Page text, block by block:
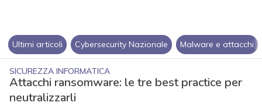
Ultimi articoli Cybersecurity Nazionale Malware e attacchi
SICUREZZA INFORMATICA
Attacchi ransomware: le tre best practice per
neutralizzarli